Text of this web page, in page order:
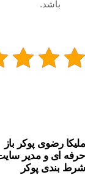
باشد.
ملیکا رضوی پوکر باز
حرفه ای و مدیر
شرط بندی پوکر